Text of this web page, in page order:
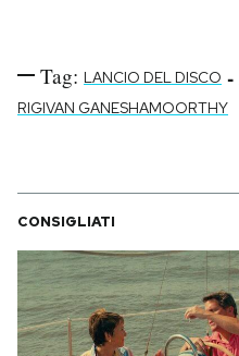
Tag: LANCIO DEL DISCO -
RIGIVAN GANESHAMOORTHY
CONSIGLIATI